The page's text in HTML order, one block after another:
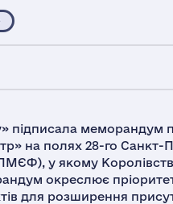
підписала меморандум
на полях 28-го Санкт-
у якому
окреслює
для розширення